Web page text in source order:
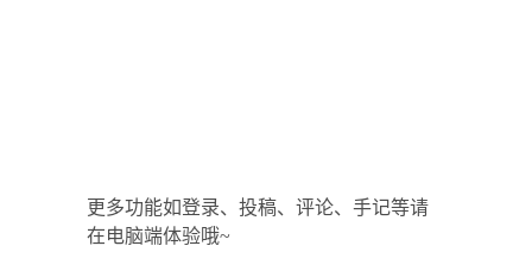
更多功能如登录、投稿、评论、手记等请
在电脑端体验哦~